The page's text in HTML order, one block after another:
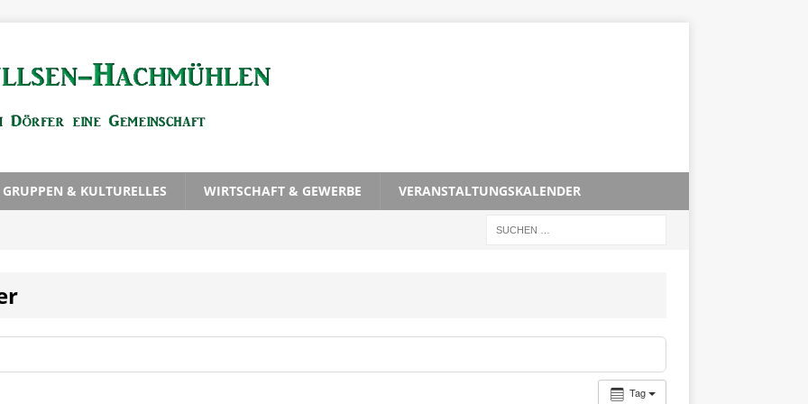
& KULTURELLES WIRTSCHAFT & GEWERBE VERANSTALTUNGSKALENDER
Tag